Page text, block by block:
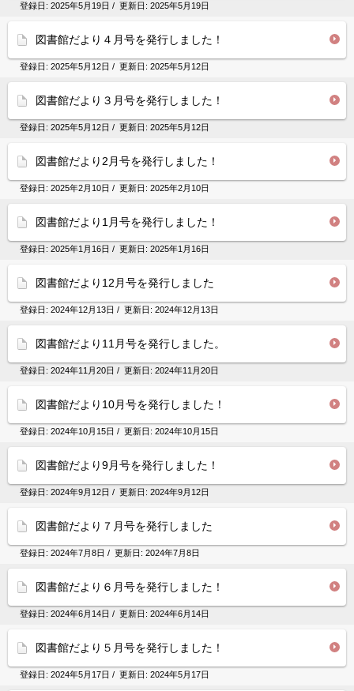
登録日: 2025年5月19日 / 更新日: 2025年5月19日
図書館だより４月号を発行しました！
登録日: 2025年5月12日 / 更新日: 2025年5月12日
図書館だより３月号を発行しました！
登録日: 2025年5月12日 / 更新日: 2025年5月12日
図書館だより2月号を発行しました！
登録日: 2025年2月10日 / 更新日: 2025年2月10日
図書館だより1月号を発行しました！
登録日: 2025年1月16日 / 更新日: 2025年1月16日
図書館だより12月号を発行しました
登録日: 2024年12月13日 / 更新日: 2024年12月13日
図書館だより11月号を発行しました。
登録日: 2024年11月20日 / 更新日: 2024年11月20日
図書館だより10月号を発行しました！
登録日: 2024年10月15日 / 更新日: 2024年10月15日
図書館だより9月号を発行しました！
登録日: 2024年9月12日 / 更新日: 2024年9月12日
図書館だより７月号を発行しました
登録日: 2024年7月8日 / 更新日: 2024年7月8日
図書館だより６月号を発行しました！
登録日: 2024年6月14日 / 更新日: 2024年6月14日
図書館だより５月号を発行しました！
登録日: 2024年5月17日 / 更新日: 2024年5月17日